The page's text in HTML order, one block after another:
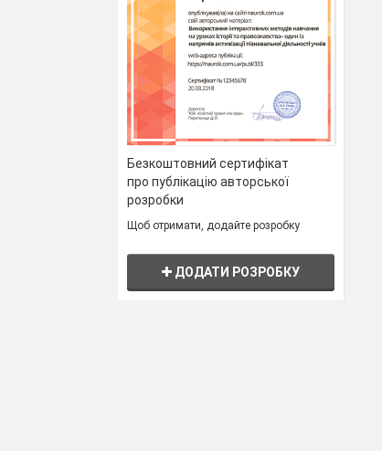
Безкоштовний сертифікат
про публікацію авторської
розробки
Щоб отримати, додайте розробку
ДОДАТИ РОЗРОБКУ